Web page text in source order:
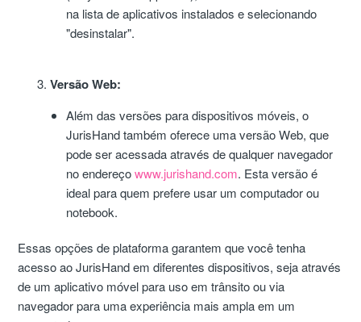
na lista de aplicativos instalados e selecionando
"desinstalar".
Versão Web:
Além das versões para dispositivos móveis, o
JurisHand também oferece uma versão Web, que
pode ser acessada através de qualquer navegador
no endereçowww.jurishand.com. Esta versão é
ideal para quem prefere usar um computador ou
notebook.
Essas opções de plataforma garantem que você tenha
acesso ao JurisHand em diferentes dispositivos, seja através
de um aplicativo móvel para uso em trânsito ou via
navegador para uma experiência mais ampla em um